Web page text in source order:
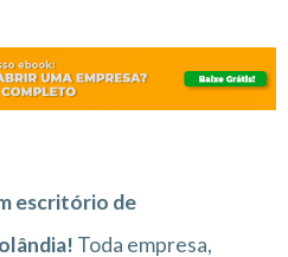
escritório de
Toda empresa,